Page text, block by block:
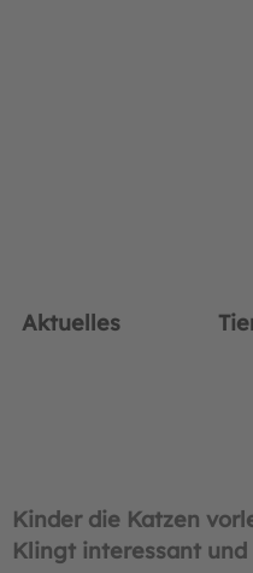
Aktuelles
Kinder die Katzen
Klingt interessant